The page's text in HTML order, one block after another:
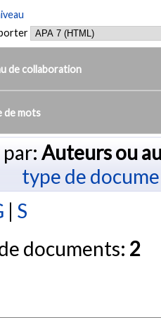
de collaboration
de mots
Auteurs ou
type de
| S
documents: 2